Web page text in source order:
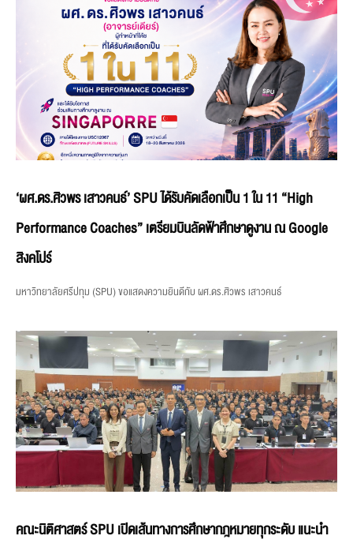
‘ผศ.ดร.ศิวพร เสาวคนธ์’ SPU ได้รับคัดเลือกเป็น 1 ใน 11 “High
Performance Coaches” เตรียมบินลัดฟ้าศึกษาดูงาน ณ Google
สิงคโปร์
มหาวิทยาลัยศรีปทุม (SPU) ขอแสดงความยินดีกับ ผศ.ดร.ศิวพร เสาวคนธ์
คณะนิติศาสตร์ SPU เปิดเส้นทางการศึกษากฎหมายทุกระดับ แนะนำ